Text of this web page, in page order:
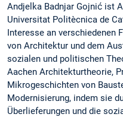
Andjelka Badnjar Gojnić ist
Universitat Politècnica de
Interesse an verschiedenen
von Architektur und dem
sozialen und politischen
Aachen Architekturtheorie,
Mikrogeschichten von
Modernisierung, indem sie
Überlieferungen und die